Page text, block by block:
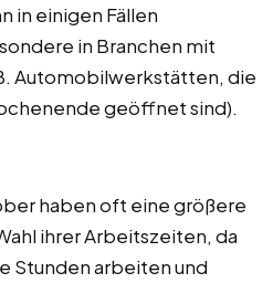
in einigen Fällen
in Branchen mit
Automobilwerkstätten, die
geöffnet sind).
haben oft eine größere
ihrer Arbeitszeiten, da
Stunden arbeiten und